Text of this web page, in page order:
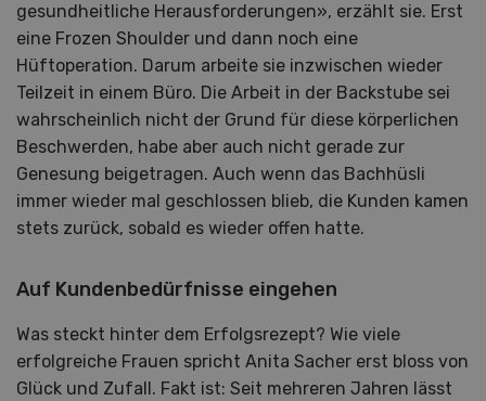
gesundheitliche Herausforderungen», erzählt sie. Erst
eine Frozen Shoulder und dann noch eine
Hüftoperation. Darum arbeite sie inzwischen wieder
Teilzeit in einem Büro. Die Arbeit in der Backstube sei
wahrscheinlich nicht der Grund für diese körperlichen
Beschwerden, habe aber auch nicht gerade zur
Genesung beigetragen. Auch wenn das Bachhüsli
immer wieder mal geschlossen blieb, die Kunden kamen
stets zurück, sobald es wieder offen hatte.
Auf Kundenbedürfnisse eingehen
Was steckt hinter dem Erfolgsrezept? Wie viele
erfolgreiche Frauen spricht Anita Sacher erst bloss von
Glück und Zufall. Fakt ist: Seit mehreren Jahren lässt